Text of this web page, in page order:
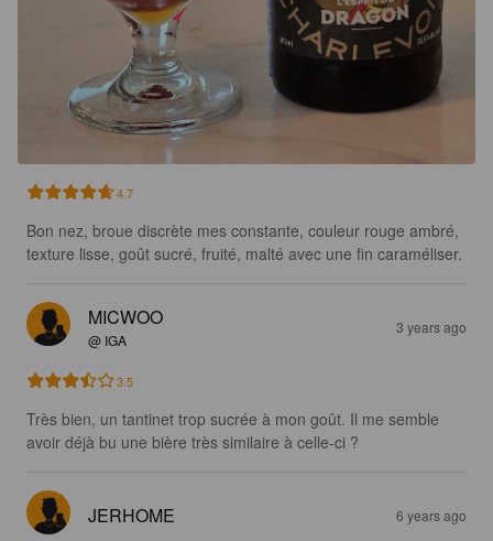
4.7
Bon nez, broue discrète mes constante, couleur rouge ambré,
texture lisse, goût sucré, fruité, malté avec une fin caraméliser.
MICWOO
@ IGA
3 years ago
3.5
Très bien, un tantinet trop sucrée à mon goût. Il me semble
avoir déjà bu une bière très similaire à celle-ci ?
JERHOME 6 years ago